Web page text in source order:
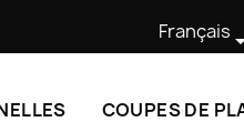
Français
COUPES DE